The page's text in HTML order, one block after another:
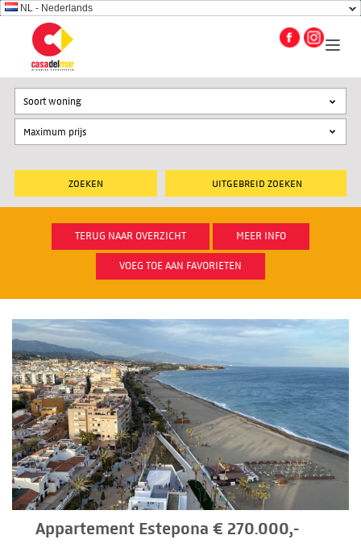
NL - Nederlands
UITGEBREID ZOEKEN
Soort woning
TERUG NAAR OVERZICHT MEER INFO
VOEG TOE AAN FAVORIETEN
Appartement Estepona € 270.000,-